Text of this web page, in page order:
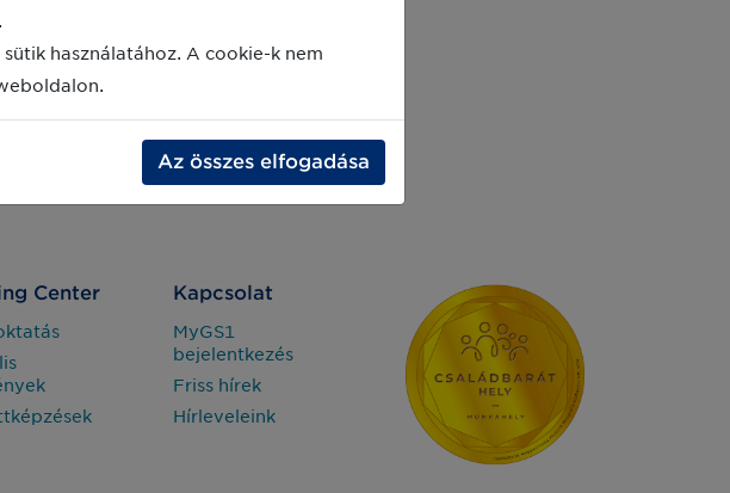
Center Kapcsolat
MyGS1
bejelentkezés
Friss hírek
Hírleveleink
használatához. A cookie-k nem
Az összes elfogadása